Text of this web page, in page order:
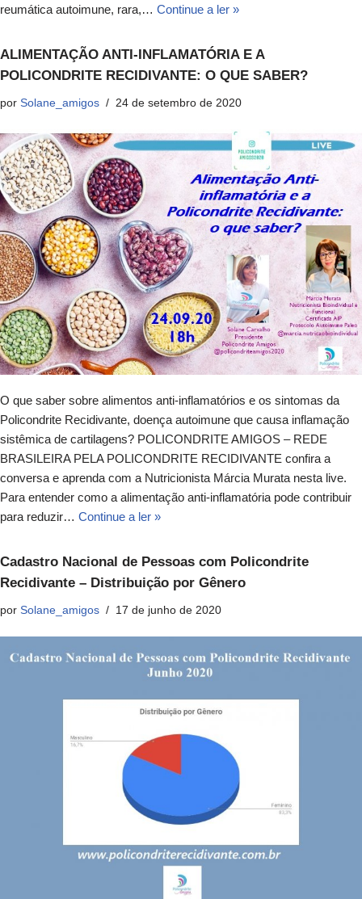
reumática autoimune, rara,… Continue a ler »
ALIMENTAÇÃO ANTI-INFLAMATÓRIA E A
POLICONDRITE RECIDIVANTE: O QUE SABER?
por Solane_amigos 24 de setembro de 2020
O que saber sobre alimentos anti-inflamatórios e os sintomas da
Policondrite Recidivante, doença autoimune que causa inflamação
sistêmica de cartilagens? POLICONDRITE AMIGOS – REDE
BRASILEIRA PELA POLICONDRITE RECIDIVANTE confira a
conversa e aprenda com a Nutricionista Márcia Murata nesta live.
Para entender como a alimentação anti-inflamatória pode contribuir
para reduzir… Continue a ler »
Cadastro Nacional de Pessoas com Policondrite
Recidivante – Distribuição por Gênero
por Solane_amigos 17 de junho de 2020